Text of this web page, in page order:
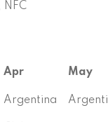
NFC
Apr May
Argentina